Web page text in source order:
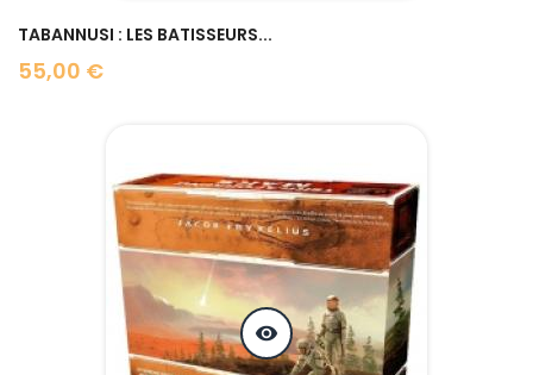
TABANNUSI : LES BATISSEURS...
55,00 €
Prix
visibility